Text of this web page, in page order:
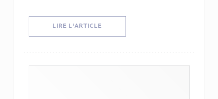
LIRE L'ARTICLE